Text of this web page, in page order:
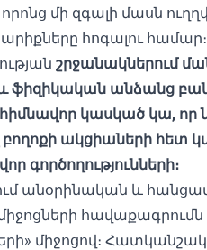
մի զգալի մասն
հոգալու համար։
շրջանակներում
ֆիզիկական անձանց
կասկած կա, որ
բողոքի ակցիաների
գործողությունների։
անօրինական և
հավաքագրումն
միջոցով։